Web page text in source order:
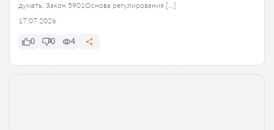
думать. Закон 5901Основа регулирования […]
17.07.2026
0 0 4